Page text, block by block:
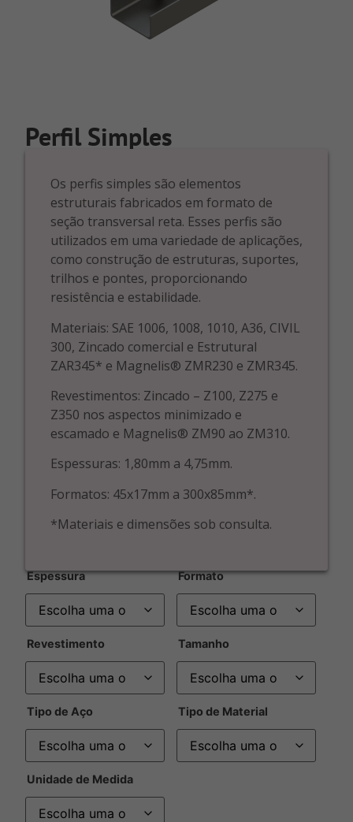
Perfil Simples
Os perfis simples são elementos
estruturais fabricados em formato de
seção transversal reta. Esses perfis são
utilizados em uma variedade de aplicações,
como construção de estruturas, suportes,
trilhos e pontes, proporcionando
resistência e estabilidade.
Materiais: SAE 1006, 1008, 1010, A36, CIVIL
300, Zincado comercial e Estrutural
ZAR345* e Magnelis® ZMR230 e ZMR345.
Revestimentos: Zincado – Z100, Z275 e
Z350 nos aspectos minimizado e
escamado e Magnelis® ZM90 ao ZM310.
Espessuras: 1,80mm a 4,75mm.
Formatos: 45x17mm a 300x85mm*.
*Materiais e dimensões sob consulta.
Espessura Formato
Revestimento Tamanho
Tipo de Aço Tipo de Material
Unidade de Medida